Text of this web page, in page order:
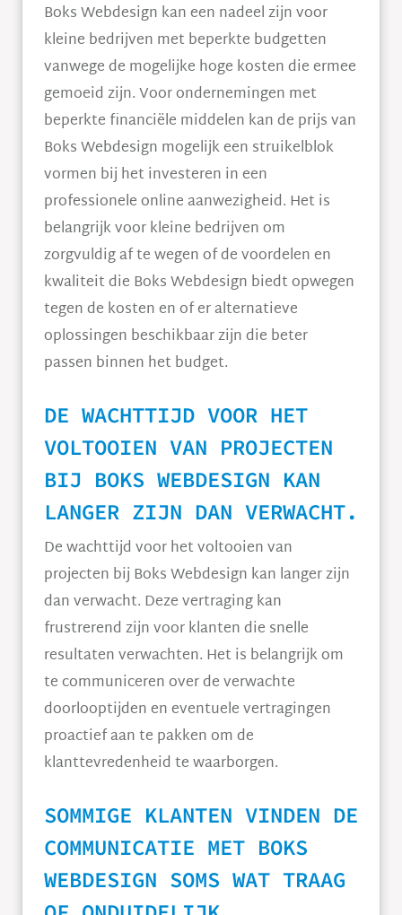
Boks Webdesign kan een nadeel zijn voor
kleine bedrijven met beperkte budgetten
vanwege de mogelijke hoge kosten die ermee
gemoeid zijn. Voor ondernemingen met
beperkte financiële middelen kan de prijs van
Boks Webdesign mogelijk een struikelblok
vormen bij het investeren in een
professionele online aanwezigheid. Het is
belangrijk voor kleine bedrijven om
zorgvuldig af te wegen of de voordelen en
kwaliteit die Boks Webdesign biedt opwegen
tegen de kosten en of er alternatieve
oplossingen beschikbaar zijn die beter
passen binnen het budget.
DE WACHTTIJD VOOR HET
VOLTOOIEN VAN PROJECTEN
BIJ BOKS WEBDESIGN KAN
LANGER ZIJN DAN VERWACHT.
De wachttijd voor het voltooien van
projecten bij Boks Webdesign kan langer zijn
dan verwacht. Deze vertraging kan
frustrerend zijn voor klanten die snelle
resultaten verwachten. Het is belangrijk om
te communiceren over de verwachte
doorlooptijden en eventuele vertragingen
proactief aan te pakken om de
klanttevredenheid te waarborgen.
SOMMIGE KLANTEN VINDEN DE
COMMUNICATIE MET BOKS
WEBDESIGN SOMS WAT TRAAG